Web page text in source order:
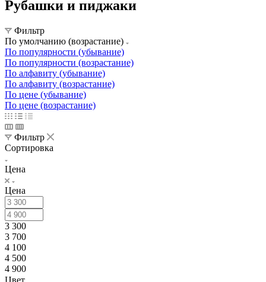
Рубашки и пиджаки
Фильтр
По умолчанию (возрастание)
По популярности (убывание)
По популярности (возрастание)
По алфавиту (убывание)
По алфавиту (возрастание)
По цене (убывание)
По цене (возрастание)
Фильтр
Сортировка
Цена
Цена
3 300
3 700
4 100
4 500
4 900
Цвет